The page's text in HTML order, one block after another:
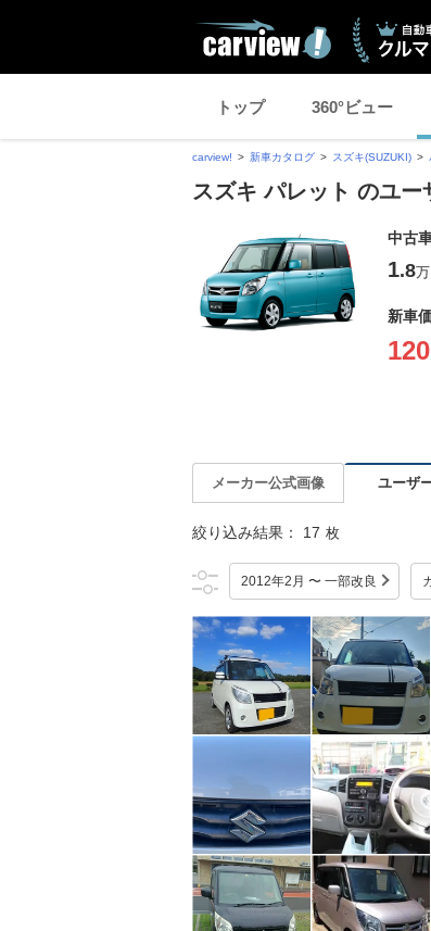
トップ 360°ビュー
carview! 新車カタログ スズキ(SUZUKI)
スズキ パレット のユー
中古
1.8
新車
120
メーカー公式画像 ユーザ
絞り込み結果： 17 枚
2012年2月 〜 一部改良